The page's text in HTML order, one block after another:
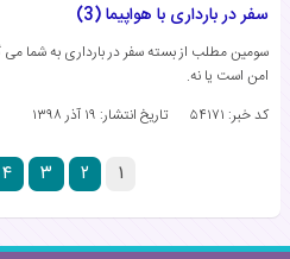
سفر در بارداری با هواپیما (3)
سومین مطلب از بسته سفر در بارداری به شما می
امن است یا نه.
کد خبر: ۵۴۱۷۱
تاریخ انتشار: ۱۹ آذر ۱۳۹۸
۱ ۲ ۳ ۴